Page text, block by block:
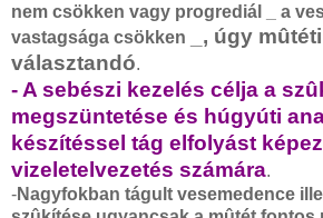
nem csökken vagy progrediál _ a
vastagsága csökken
_, úgy
választandó.
- A sebészi kezelés célja a
megszüntetése és húgyúti
készítéssel tág elfolyást
vizeletelvezetés számára.
-Nagyfokban tágult vesemedence